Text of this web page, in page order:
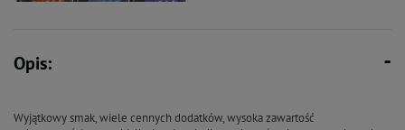
Sucha karma dla psa Rafi mix
Opis:
Wyjątkowy smak, wiele cennych dodatków, wysoka zawartość